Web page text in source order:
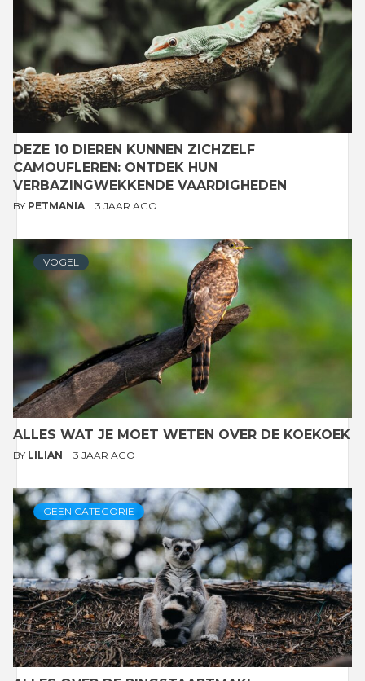
DEZE 10 DIEREN KUNNEN ZICHZELF
CAMOUFLEREN: ONTDEK HUN
VERBAZINGWEKKENDE VAARDIGHEDEN
BY PETMANIA 3 JAAR AGO
VOGEL
ALLES WAT JE MOET WETEN OVER DE KOEKOEK
BY LILIAN 3 JAAR AGO
GEEN CATEGORIE